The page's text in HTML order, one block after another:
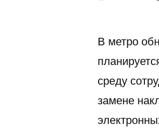
В метро
среду
замене